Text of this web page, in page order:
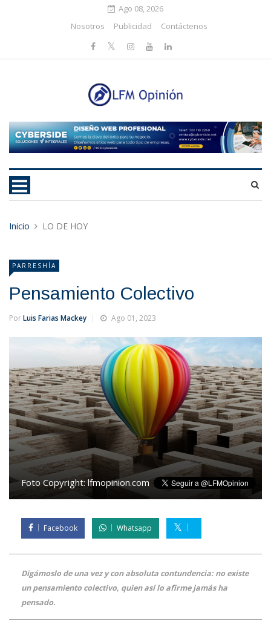
Ago 08, 2026
Nosotros
Publicidad Contáctenos
Inicio LO DE HOY
PARRESHÍA
Pensamiento Colectivo
PorLuis Farias Mackey Ago 01, 2023
Foto Copyright:lfmopinion.com
Facebook Whatsapp
Digámoslo de una vez y con absoluta contundencia: no existe
un pensamiento colectivo, quien así lo afirme jamás ha
pensado.